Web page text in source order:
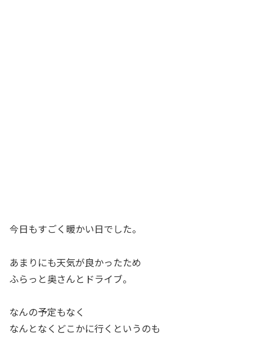
今日もすごく暖かい日でした。
あまりにも天気が良かったため
ふらっと奥さんとドライブ。
なんの予定もなく
なんとなくどこかに行くというのも